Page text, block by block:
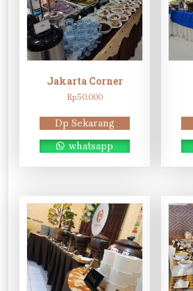
Jakarta Corner
Rp50.000
Dp Sekarang
whatsapp